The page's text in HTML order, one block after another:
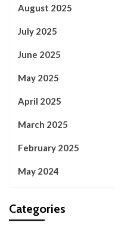
August 2025
July 2025
June 2025
May 2025
April 2025
March 2025
February 2025
May 2024
Categories